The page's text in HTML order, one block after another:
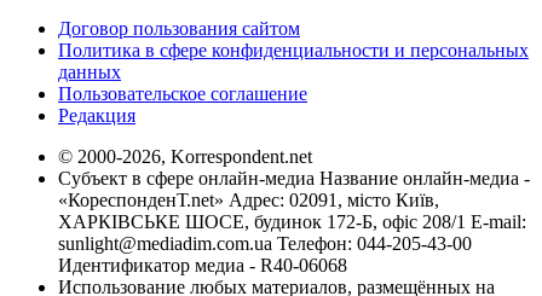
Договор пользования сайтом
Политика в сфере конфиденциальности и персональных
данных
Пользовательское соглашение
Редакция
© 2000-2026, Korrespondent.net
Субъект в сфере онлайн-медиа Название онлайн-медиа -
«КореспонденТ.net» Адрес: 02091, місто Київ,
ХАРКІВСЬКЕ ШОСЕ, будинок 172-Б, офіс 208/1 E-mail:
sunlight@mediadim.com.ua Телефон: 044-205-43-00
Идентификатор медиа - R40-06068
Использование любых материалов, размещённых на